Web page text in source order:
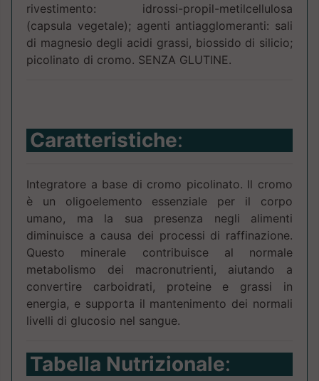
rivestimento: idrossi-propil-metilcellulosa
(capsula vegetale); agenti antiagglomeranti: sali
di magnesio degli acidi grassi, biossido di silicio;
picolinato di cromo. SENZA GLUTINE.
Caratteristiche:
Integratore a base di cromo picolinato. Il cromo
è un oligoelemento essenziale per il corpo
umano, ma la sua presenza negli alimenti
diminuisce a causa dei processi di raffinazione.
Questo minerale contribuisce al normale
metabolismo dei macronutrienti, aiutando a
convertire carboidrati, proteine e grassi in
energia, e supporta il mantenimento dei normali
livelli di glucosio nel sangue.
Tabella Nutrizionale: